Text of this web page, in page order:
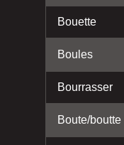
Bouette
Boules
Bourrasser
Boute/boutte